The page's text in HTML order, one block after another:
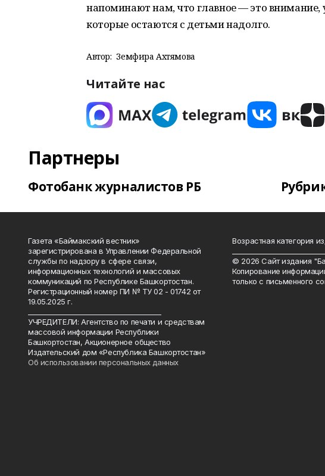
напоминают нам, что главное — это внимание,
которые остаются с детьми надолго.
Автор: Земфира Ахтямова
Читайте нас
Партнеры
Фотобанк журналистов РБ
Газета «Баймакский вестник»
зарегистрирована в Управлении Федеральной
службы по надзору в сфере связи,
информационных технологий и массовых
коммуникаций по Республике Башкортостан.
Регистрационный номер ПИ № ТУ 02 - 01742 от
19.05.2025 г.
УЧРЕДИТЕЛИ: Агентство по печати и средствам
массовой информации Республики
Башкортостан, Акционерное общество
Издательский дом «Республика Башкортостан»
Об использовании персональных данных
Возрастная категория
© 2026 Сайт издания
Копирование
только с письменного